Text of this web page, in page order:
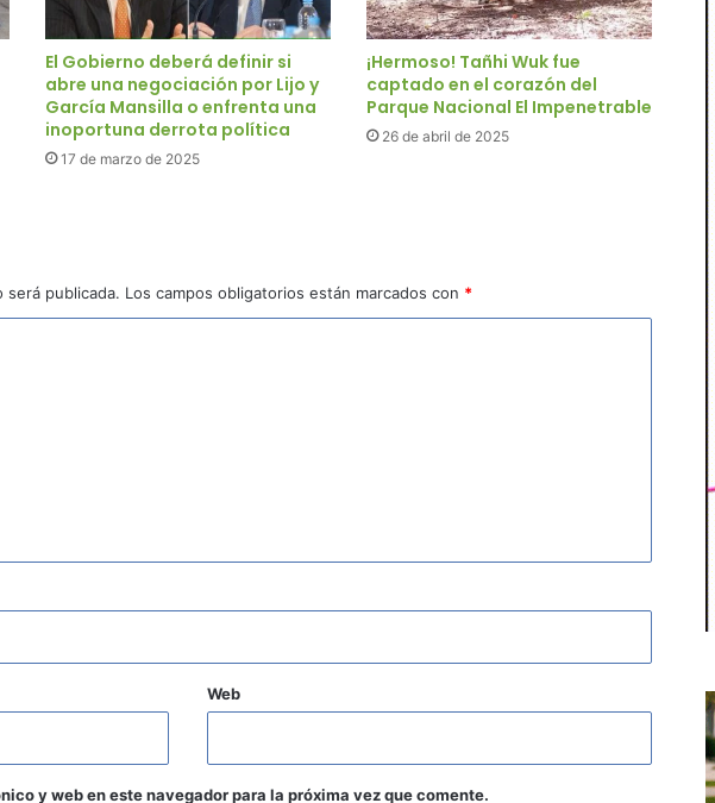
El Gobierno deberá definir si
abre una negociación por Lijo y
García Mansilla o enfrenta una
inoportuna derrota política
17 de marzo de 2025
¡Hermoso! Tañhi Wuk fue
captado en el corazón del
Parque Nacional El Impenetrable
26 de abril de 2025
publicada. Los campos obligatorios están marcados con *
Web
y web en este navegador para la próxima vez que comente.